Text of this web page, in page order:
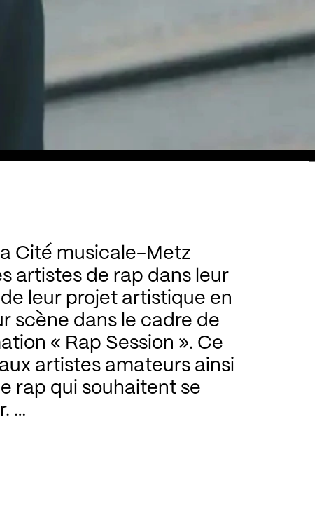
Cité musicale-Metz
artistes de rap dans leur
leur projet artistique en
scène dans le cadre de
« Rap Session ». Ce
artistes amateurs ainsi
rap qui souhaitent se
la richesse des